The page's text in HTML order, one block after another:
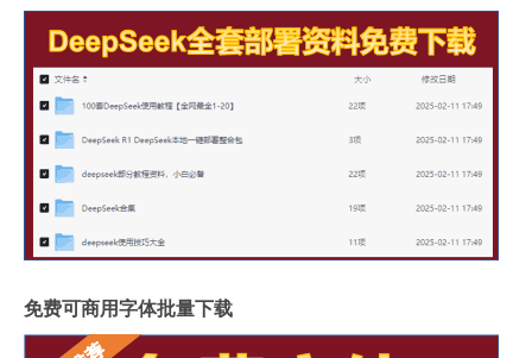
免费可商用字体批量下载